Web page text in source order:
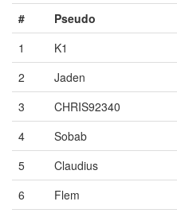
#
Pseudo
1
K1
2
Jaden
3
CHRIS92340
4
Sobab
5
Claudius
6
Flem